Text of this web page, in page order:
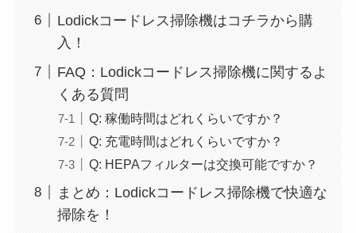
Lodickコードレス掃除機はコチラから購
入！
FAQ：Lodickコードレス掃除機に関するよ
くある質問
Q: 稼働時間はどれくらいですか？
Q: 充電時間はどれくらいですか？
Q: HEPAフィルターは交換可能ですか？
まとめ：Lodickコードレス掃除機で快適な
掃除を！